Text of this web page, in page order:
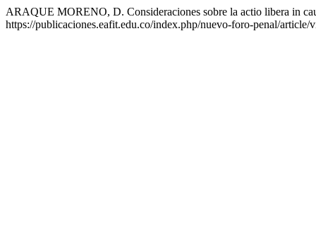
ARAQUE MORENO, D. Consideraciones sobre la actio libera in
https://publicaciones.eafit.edu.co/index.php/nuevo-foro-penal/article/